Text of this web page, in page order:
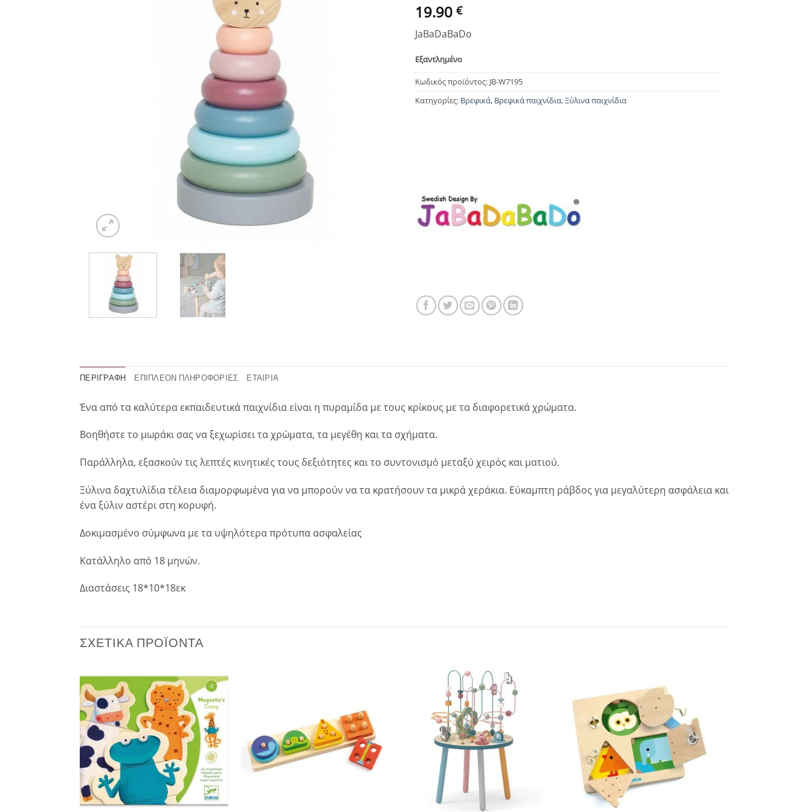
19.90 €
JaBaDaBaDo
Εξαντλημένο
Κωδικός προϊόντος: JB-W7195
Κατηγορίες: Βρεφικά, Βρεφικά παιχνίδια,Ξύλινα παιχνίδια
ΠΕΡΙΓΡΑΦΉ ΕΠΙΠΛΈΟΝ ΠΛΗΡΟΦΟΡΊΕΣ ΕΤΑΙΡΊΑ
Ένα από τα καλύτερα εκπαιδευτικά παιχνίδια είναι η πυραμίδα με τους κρίκους με τα διαφορετικά χρώματα.
Βοηθήστε το μωράκι σας να ξεχωρίσει τα χρώματα, τα μεγέθη και τα σχήματα.
Παράλληλα, εξασκούν τις λεπτές κινητικές τους δεξιότητες και το συντονισμό μεταξύ χειρός και ματιού.
Ξύλινα δαχτυλίδια τέλεια διαμορφωμένα για να μπορούν να τα κρατήσουν τα μικρά χεράκια. Εύκαμπτη ράβδος για μεγαλύτερη ασφάλεια και
ένα ξύλιν αστέρι στη κορυφή.
Δοκιμασμένο σύμφωνα με τα υψηλότερα πρότυπα ασφαλείας
Κατάλληλο από 18 μηνών.
Διαστάσεις 18*10*18εκ
ΣΧΕΤΙΚΆ ΠΡΟΪΌΝΤΑ
Add to
wishlist
+
wishlist